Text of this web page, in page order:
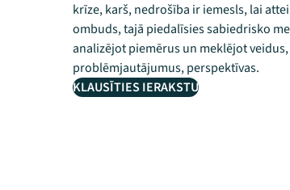
krīze, karš, nedrošība ir iemesls, lai
ombuds, tajā piedalīsies sabiedrisko
analizējot piemērus un meklējot
problēmjautājumus, perspektīvas.
KLAUSĪTIES IERAKSTU